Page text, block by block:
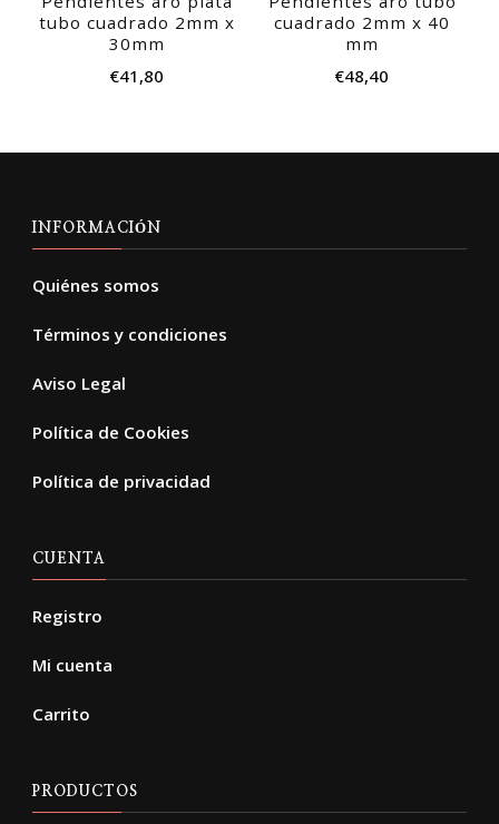
tubo cuadrado 2mm x
30mm
€41,80
cuadrado 2mm x 40
mm
€48,40
INFORMACIÓN
Quiénes somos
Términos y condiciones
Aviso Legal
Política de Cookies
Política de privacidad
CUENTA
Registro
Mi cuenta
Carrito
PRODUCTOS